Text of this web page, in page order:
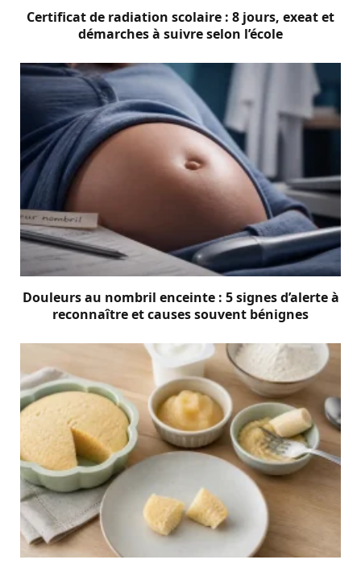
Certificat de radiation scolaire : 8 jours, exeat et
démarches à suivre selon l’école
Douleurs au nombril enceinte : 5 signes d’alerte à
reconnaître et causes souvent bénignes